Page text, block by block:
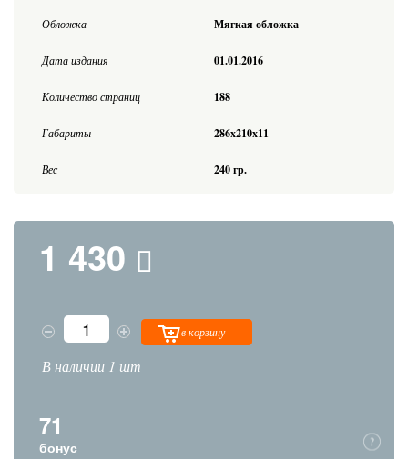
Обложка Мягкая обложка
Дата издания 01.01.2016
Количество страниц 188
Габариты 286x210x11
Вес 240 гр.
1 430
в корзину
В наличии 1 шт
71
бонус